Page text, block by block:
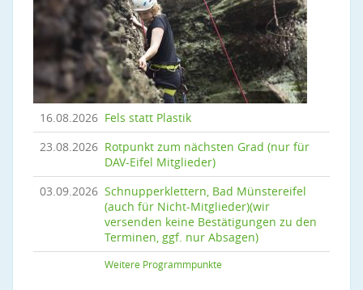
16.08.2026 Fels statt Plastik
23.08.2026 Rotpunkt zum nächsten Grad (nur für
DAV-Eifel Mitglieder)
03.09.2026 Schnupperklettern, Bad Münstereifel
(auch für Nicht-Mitglieder)(wir
versenden keine Bestätigungen zu den
Terminen, ggf. nur Absagen)
Weitere Programmpunkte